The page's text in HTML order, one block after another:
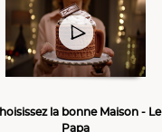
la bonne Maison - Le
Papa